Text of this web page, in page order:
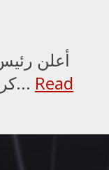
أعلن
كريمليف، ورئيس مجلس الأمناء... Read